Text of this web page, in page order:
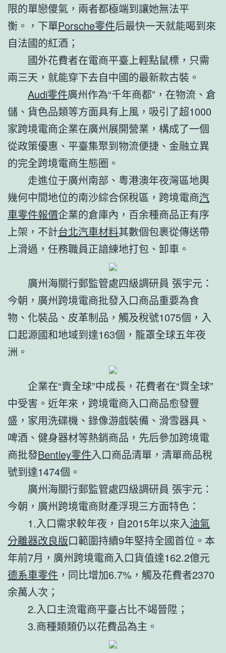
限的單戀傻氣，兩者都極端到讓她無法平
衡。，下單Porsche零件后最快一天就能喝到來
自法國的紅酒；
國外花費者在電商平臺上輕點鼠標，只需
兩三天，就能穿下去自中國的最新款古裝。
Audi零件廣州作為“千年商都”，在物流、倉
儲、貨色品類等方面具有上風，吸引了超1000
家跨境電商企業在廣州展開營業，構成了一個
從政策優惠、平臺集聚到物流便捷、金融立異
的完全跨境電商生態圈。
走進位于廣州南部、粵港澳年夜灣區地輿
幾何中間地位的南沙綜合保稅區，跨境電商汽
車零件報價企業的倉庫內，百余種商品正有序
上架，不計台北汽車材料其數個包裹從傳送帶
上滑過，任務職員正諳練地打包、卸車。
廣州海關行郵監管處四級調研員 張宇元：
今朝，廣州跨境電商批發入口商品重要為食
物、化裝品、皮革制品，觸及稅號1075個，入
口起源國和地域到達163個，籠罩全球五年夜
洲。
企業在“賣全球”中成長，花費者在“買全球”
中受害。近年來，跨境電商入口商品愈發豐
盛，家用洗碟機、錄像游戲裝備、滑雪器具、
啤酒、健身器材等熱銷商品，先后參加跨境電
商批發Bentley零件入口商品清單，清單商品稅
號到達1474個。
廣州海關行郵監管處四級調研員 張宇元：
今朝，廣州跨境電商財產浮現三方面特色：
1.入口需求較年夜，自2015年以來入油氣
分離器改良版口範圍持續9年堅持全國首位。本
年前7月，廣州跨境電商入口貨值達162.2億元
德系車零件 ，同比增加6.7%，觸及花費者2370
余萬人次；
2.入口主流電商平臺占比不竭晉陞；
3.商種類類仍以花費品為主。